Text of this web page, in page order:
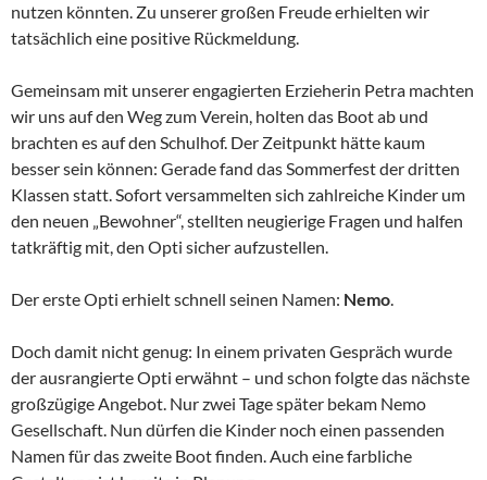
nutzen könnten. Zu unserer großen Freude erhielten wir
tatsächlich eine positive Rückmeldung.
Gemeinsam mit unserer engagierten Erzieherin Petra machten
wir uns auf den Weg zum Verein, holten das Boot ab und
brachten es auf den Schulhof. Der Zeitpunkt hätte kaum
besser sein können: Gerade fand das Sommerfest der dritten
Klassen statt. Sofort versammelten sich zahlreiche Kinder um
den neuen „Bewohner“, stellten neugierige Fragen und halfen
tatkräftig mit, den Opti sicher aufzustellen.
Der erste Opti erhielt schnell seinen Namen: Nemo.
Doch damit nicht genug: In einem privaten Gespräch wurde
der ausrangierte Opti erwähnt – und schon folgte das nächste
großzügige Angebot. Nur zwei Tage später bekam Nemo
Gesellschaft. Nun dürfen die Kinder noch einen passenden
Namen für das zweite Boot finden. Auch eine farbliche